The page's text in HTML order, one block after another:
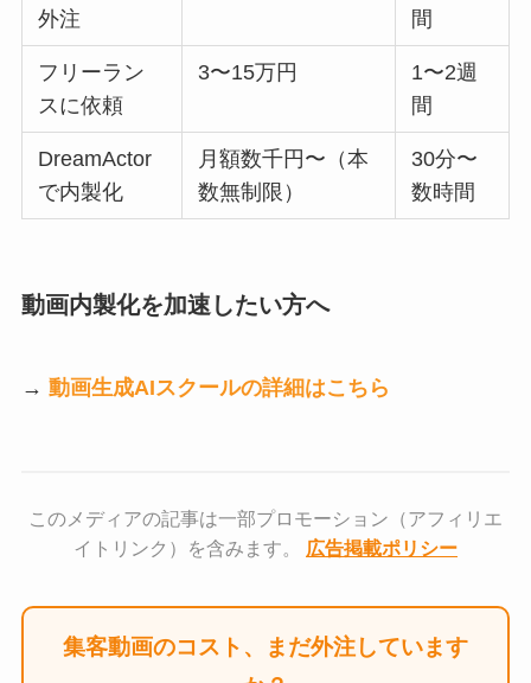
外注
間
フリーラン
スに依頼
3〜15万円
1〜2週
間
DreamActor
で内製化
月額数千円〜（本
数無制限）
30分〜
数時間
動画内製化を加速したい方へ
→ 動画生成AIスクールの詳細はこちら
このメディアの記事は一部プロモーション（アフィリエ
イトリンク）を含みます。 広告掲載ポリシー
集客動画のコスト、まだ外注しています